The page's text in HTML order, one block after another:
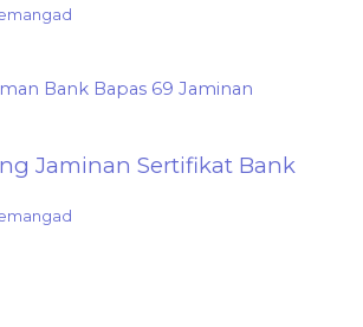
Jaminan Sertifikat Bank